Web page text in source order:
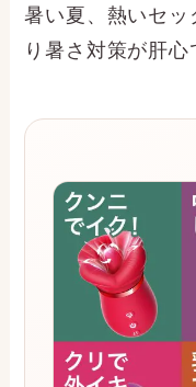
暑い夏、熱いセ
り暑さ対策が肝心